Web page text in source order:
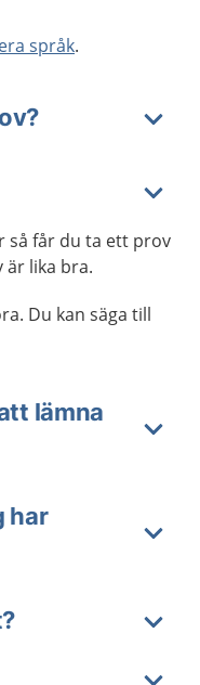
språk.
så får du ta ett prov
är lika bra.
Du kan säga till
lämna
har